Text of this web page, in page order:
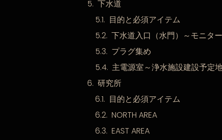
下水道
目的と必須アイテム
下水道入口（水門）～モニタ
プラグ集め
主電源室～浄水施設建設予定
研究所
目的と必須アイテム
NORTH AREA
EAST AREA